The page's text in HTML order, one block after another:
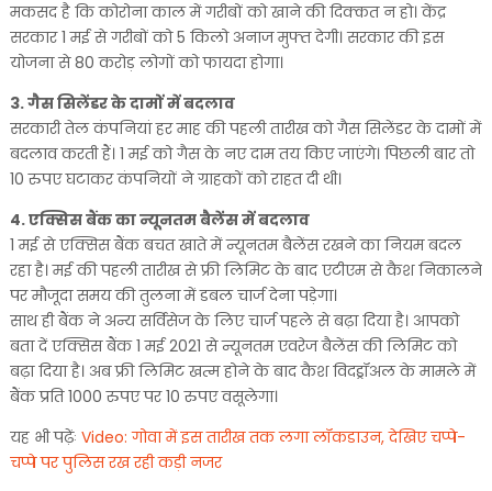
मकसद है कि कोरोना काल में गरीबों को खाने की दिक्कत न हो। केंद्र
सरकार 1 मई से गरीबों को 5 किलो अनाज मुफ्त देगी। सरकार की इस
योजना से 80 करोड़ लोगों को फायदा होगा।
3. गैस सिलेंडर के दामों में बदलाव
सरकारी तेल कंपनियां हर माह की पहली तारीख को गैस सिलेंडर के दामों में
बदलाव करती हैं। 1 मई को गैस के नए दाम तय किए जाएंगे। पिछली बार तो
10 रुपए घटाकर कंपनियों ने ग्राहकों को राहत दी थी।
4. एक्सिस बैंक का न्यूनतम बैलेंस में बदलाव
1 मई से एक्सिस बैंक बचत खाते में न्यूनतम बैलेंस रखने का नियम बदल
रहा है। मई की पहली तारीख से फ्री लिमिट के बाद एटीएम से कैश निकालने
पर मौजूदा समय की तुलना में डबल चार्ज देना पड़ेगा।
साथ ही बैंक ने अन्य सर्विसेज के लिए चार्ज पहले से बढ़ा दिया है। आपको
बता दें एक्सिस बैंक 1 मई 2021 से न्यूनतम एवरेज बैलेंस की लिमिट को
बढ़ा दिया है। अब फ्री लिमिट खत्म होने के बाद कैश विदड्रॉअल के मामले में
बैंक प्रति 1000 रुपए पर 10 रुपए वसूलेगा।
यह भी पढ़ेंः Video: गोवा में इस तारीख तक लगा लॉकडाउन, देखिए चप्पे-
चप्पे पर पुलिस रख रही कड़ी नजर